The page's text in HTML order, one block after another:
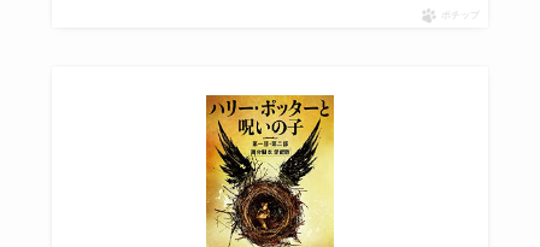
ポチップ